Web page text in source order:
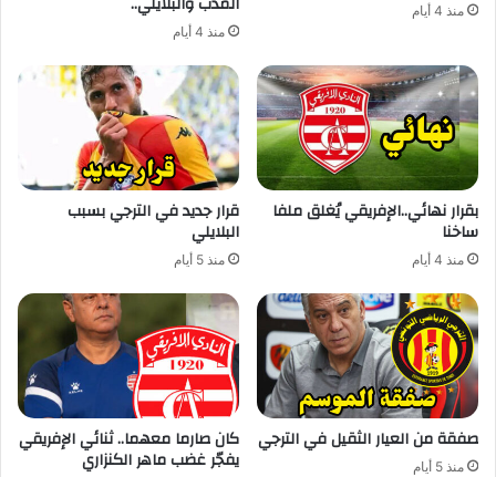
منذ 4 أيام
منذ 4 أيام
بقرار نهائي..الإفريقي يُغلق ملفا
ساخنا
منذ 4 أيام
قرار جديد في الترجي بسبب
البلايلي
منذ 5 أيام
صفقة من العيار الثقيل في الترجي
منذ 5 أيام
كان صارما معهما.. ثنائي الإفريقي
يفجّر غضب ماهر الكنزاري